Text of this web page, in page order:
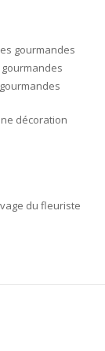
gourmandes
décoration
du fleuriste